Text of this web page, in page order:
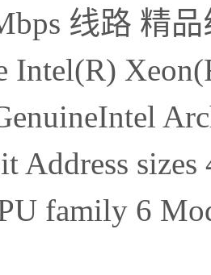
线路 精
Intel(R)
Address
family 6